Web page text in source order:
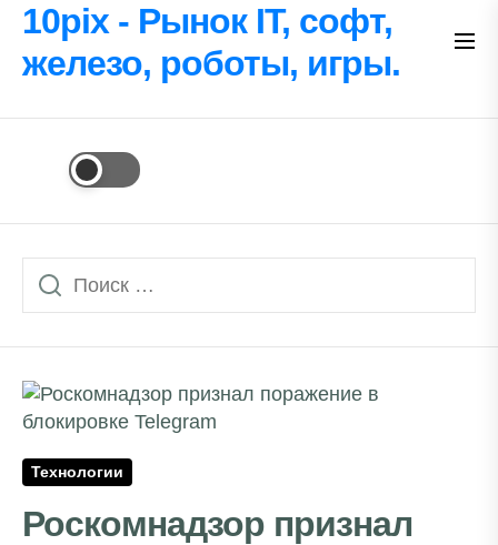
Перейти
содержимому
10pix - Рынок IT, софт,
железо, роботы, игры.
Технологии
Роскомнадзор признал